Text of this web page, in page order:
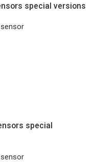
special versions
special